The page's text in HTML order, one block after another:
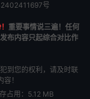
号
重要事情说三遍！任何
布内容只起综合对比作
到您的权利，请及时联
！
占用：5.12 MB